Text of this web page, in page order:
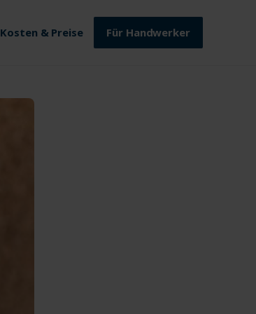
Kosten & Preise Für Handwerker